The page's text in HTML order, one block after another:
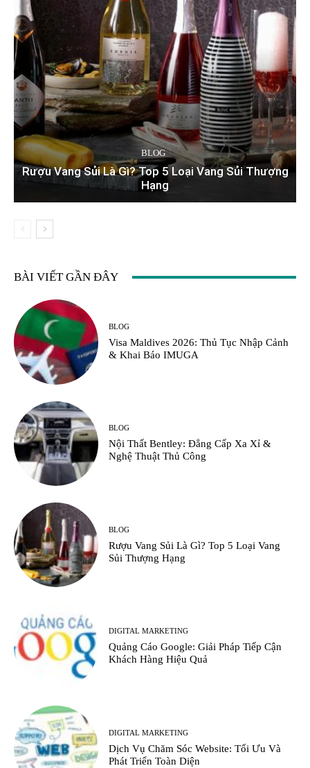
BLOG
Rượu Vang Sủi Là Gì? Top 5 Loại Vang Sủi Thượng
Hạng
BÀI VIẾT GẦN ĐÂY
BLOG
Visa Maldives 2026: Thủ Tục Nhập Cảnh
& Khai Báo IMUGA
BLOG
Nội Thất Bentley: Đẳng Cấp Xa Xỉ &
Nghệ Thuật Thủ Công
BLOG
Rượu Vang Sủi Là Gì? Top 5 Loại Vang
Sủi Thượng Hạng
DIGITAL MARKETING
Quảng Cáo Google: Giải Pháp Tiếp Cận
Khách Hàng Hiệu Quả
DIGITAL MARKETING
Dịch Vụ Chăm Sóc Website: Tối Ưu Và
Phát Triển Toàn Diện